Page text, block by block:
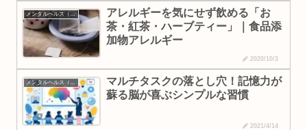
メンタルヘルス（生活習慣・食べ物）
アレルギーを気にせず飲める「お
茶・紅茶・ハーブティー」｜食品添
加物アレルギー
2020/10/3
マルチタスクの落とし穴！記憶力が
蘇る脳が喜ぶシンプルな習慣
2021/4/14